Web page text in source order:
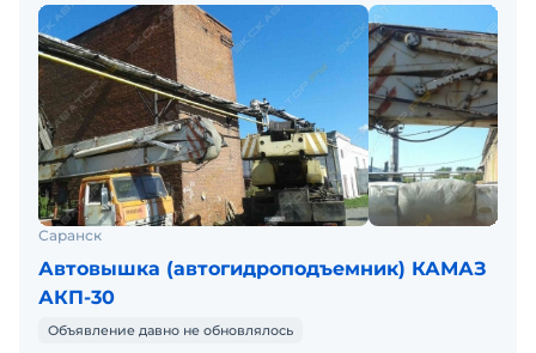
Саранск
Автовышка (автогидроподъемник) КАМАЗ
АКП-30
Объявление давно не обновлялось